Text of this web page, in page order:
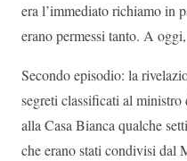
era l’immediato richiamo in
erano permessi tanto. A
Secondo episodio: la
segreti classificati al
alla Casa Bianca qualche
che erano stati condivisi dal